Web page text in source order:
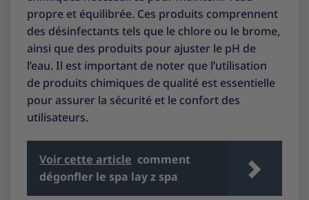
propre et équilibrée. Ces produits comprennent
des désinfectants tels que le chlore ou le brome,
ainsi que des produits pour ajuster le pH de
l’eau. Il est important de noter que l’utilisation
de produits chimiques de qualité est essentielle
pour assurer la sécurité et le confort des
utilisateurs.
Voir cette article comment
dégonfler le spa lay z spa